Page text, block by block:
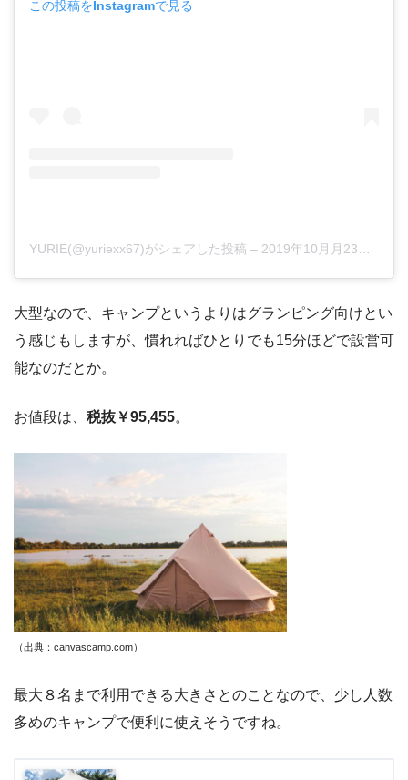
この投稿をInstagramで見る
YURIE(@yuriexx67)がシェアした投稿 – 2019年10月月23日午前3時56分PDT
大型なので、キャンプというよりはグランピング向けとい
う感じもしますが、慣れればひとりでも15分ほどで設営可
能なのだとか。
お値段は、 税抜￥95,455。
（出典：canvascamp.com）
最大８名まで利用できる大きさとのことなので、少し人数
多めのキャンプで便利に使えそうですね。